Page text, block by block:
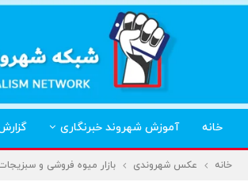
خانه آموزش شهروند خبرنگاری
خانه عکس شهروندی بازار میوه فروشی و